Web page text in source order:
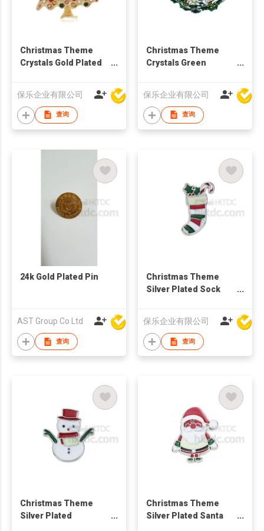
Christmas Theme
Crystals Gold Plated
保乐企业有限公司
查询
Christmas Theme
Crystals Green
保乐企业有限公司
查询
24k Gold Plated Pin
AST Group Co Ltd
查询
Christmas Theme
Silver Plated Sock
保乐企业有限公司
查询
Christmas Theme
Silver Plated
Christmas Theme
Silver Plated Santa